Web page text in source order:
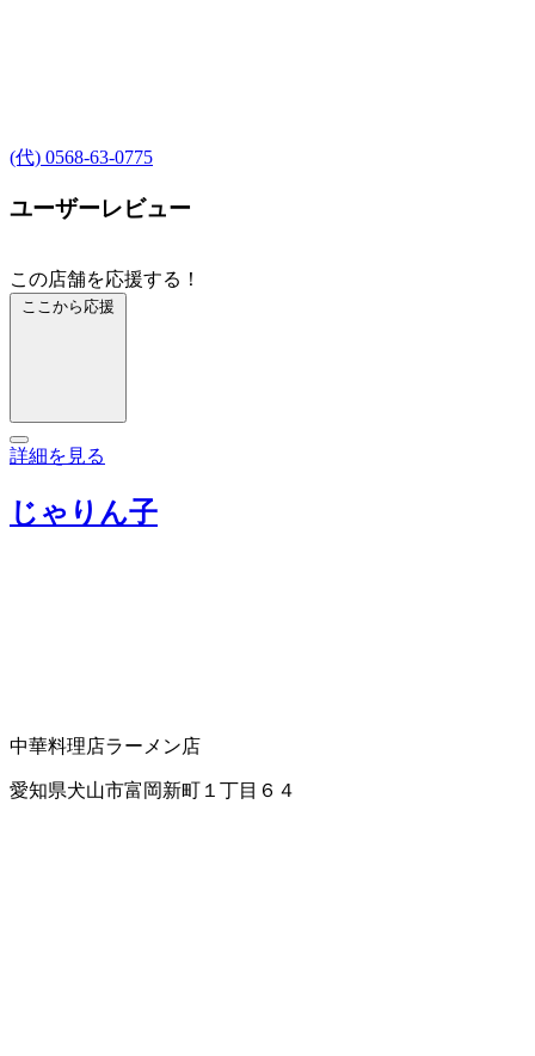
(代) 0568-63-0775
ユーザーレビュー
この店舗を応援する！
ここから応援
詳細を見る
じゃりん子
中華料理店ラーメン店
愛知県犬山市富岡新町１丁目６４